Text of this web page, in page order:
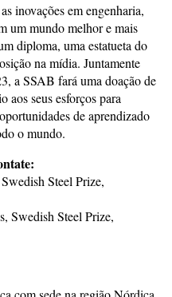
inovações em engenharia,
um mundo melhor e mais
diploma, uma estatueta do
na mídia. Juntamente
a SSAB fará uma doação de
seus esforços para
de aprendizado
o mundo.
Steel Prize,
Swedish Steel Prize,